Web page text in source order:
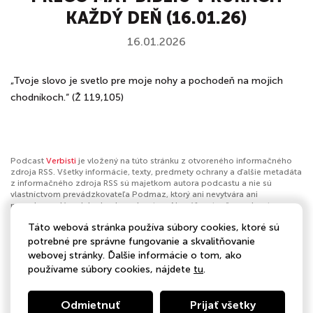
KAŽDÝ DEŇ (16.01.26)
16.01.2026
„Tvoje slovo je svetlo pre moje nohy a pochodeň na mojich
chodníkoch.“ (Ž 119,105)
Podcast Verbisti je vložený na túto stránku z otvoreného informačného
zdroja RSS. Všetky informácie, texty, predmety ochrany a ďalšie metadáta
z informačného zdroja RSS sú majetkom autora podcastu a nie sú
vlastníctvom prevádzkovateľa Podmaz, ktorý ani nevytvára ani
nezodpovedá za ich obsah podcastov. Ak máš za to, že podcast
obsah. Ak je toto tvoj podcast a chceš získať kontrolu nad týmto profilom
klikni sem.
Autor:Verbisti
Kategórie: Náboženstvo a spiritualita
Táto webová stránka používa súbory cookies, ktoré sú
potrebné pre správne fungovanie a skvalitňovanie
webovej stránky. Ďalšie informácie o tom, ako
používame súbory cookies, nájdete tu.
Odmietnuť Prijať všetky